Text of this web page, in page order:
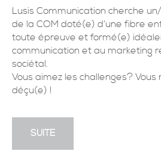
Lusis Communication cherche
de la COM doté(e) d’une fibre
toute épreuve et formé(e)
communication et au marketing
sociétal.
Vous aimez les challenges? Vous
déçu(e) !
SUITE